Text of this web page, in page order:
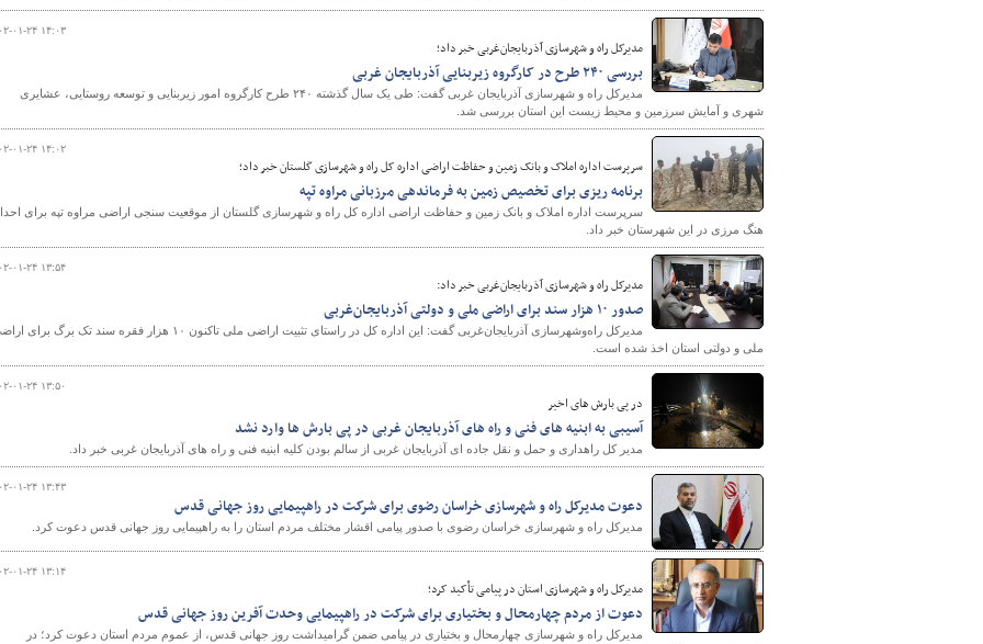
۱۴۰۲-۰۱-۲۴
مدیرکل راه و شهرسازی آذربایجان‌غربی خبر داد؛
بررسی ۲۴۰ طرح در کارگروه زیربنایی آذربایجان غربی
مدیرکل راه و شهرسازی آذربایجان غربی گفت: طی یک سال گذشته ۲۴۰ طرح کارگروه امور زیربنایی و توسعه روستایی، عشایری
شهری و آمایش سرزمین و محیط زیست این استان بررسی شد.
۱۴۰۲-۰۱-۲۴
سرپرست اداره املاک و بانک زمین و حفاظت اراضی اداره کل راه و شهرسازی گلستان خبر داد؛
برنامه ریزی برای تخصیص زمین به فرماندهی مرزبانی مراوه تپه
سرپرست اداره املاک و بانک زمین و حفاظت اراضی اداره کل راه و شهرسازی گلستان از موقعیت سنجی اراضی مراوه تپه برای
هنگ مرزی در این شهرستان خبر داد.
۱۴۰۲-۰۱-۲۴
مدیرکل راه و شهرسازی آذربایجان‌غربی خبر داد:
صدور ۱۰ هزار سند برای اراضی ملی و دولتی آذربایجان‌غربی
مدیرکل راه‌وشهرسازی آذربایجان‌غربی گفت: این اداره کل در راستای تثبیت اراضی ملی تاکنون ۱۰ هزار فقره سند تک برگ
ملی و دولتی استان اخذ شده است.
۱۴۰۲-۰۱-۲۴
در پی بارش های اخیر
آسیبی به ابنیه های فنی و راه های آذربایجان غربی در پی بارش ها وارد نشد
مدیر کل راهداری و حمل و نقل جاده ای آذربایجان غربی از سالم بودن کلیه ابنیه فنی و راه های آذربایجان غربی خبر داد.
۱۴۰۲-۰۱-۲۴
دعوت مدیرکل راه و شهرسازی خراسان رضوی برای شرکت در راهپیمایی روز جهانی قدس
مدیرکل راه و شهرسازی خراسان رضوی با صدور پیامی اقشار مختلف مردم استان را به راهپیمایی روز جهانی قدس دعوت کرد.
۱۴۰۲-۰۱-۲۴
مدیرکل راه و شهرسازی استان در پیامی تأکید کرد؛
دعوت از مردم چهارمحال و بختیاری برای شرکت در راهپیمایی وحدت آفرین روز جهانی قدس
مدیرکل راه و شهرسازی چهارمحال و بختیاری در پیامی ضمن گرامیداشت روز جهانی قدس، از عموم مردم استان دعوت کرد؛ در